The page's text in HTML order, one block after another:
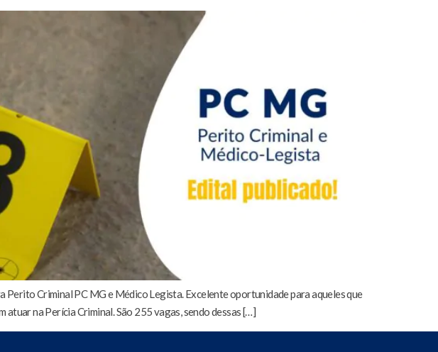
Criminal PC MG e Médico Legista. Excelente oportunidade para aqueles que
atuar na Perícia Criminal. São 255 vagas, sendo dessas […]